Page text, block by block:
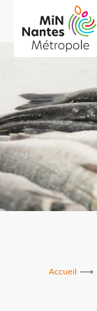
Go to
main
Accueil